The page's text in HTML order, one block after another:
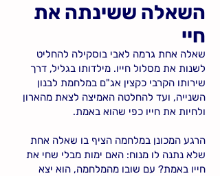
השאלה ששינתה את
חיי
שאלה אחת גרמה לאבי בוסקילה להחליט
לשנות את מסלול חייו. מילדותו בגליל, דרך
שירותו הקרבי כקצין אג"ם במלחמת לבנון
השנייה, ועד להחלטה האמיצה לצאת מהארון
ולחיות את חייו כפי שהוא באמת.
הרגע המכונן במלחמה הציף בו שאלה אחת
שלא נתנה לו מנוח: האם ימות מבלי שחי את
חייו באמת? עם שובו מהמלחמה, הוא יצא